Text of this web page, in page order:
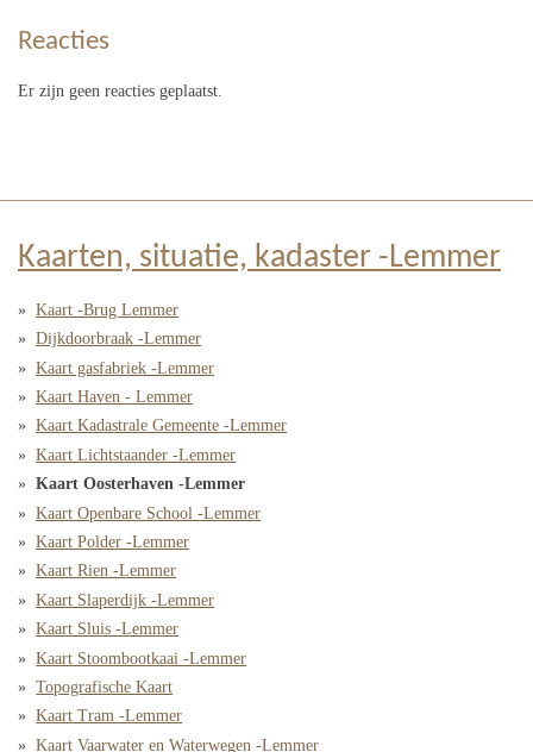
Reacties
Er zijn geen reacties geplaatst.
Kaarten, situatie, kadaster -Lemmer
Kaart -Brug Lemmer
Dijkdoorbraak -Lemmer
Kaart gasfabriek -Lemmer
Kaart Haven - Lemmer
Kaart Kadastrale Gemeente -Lemmer
Kaart Lichtstaander -Lemmer
Kaart Oosterhaven -Lemmer
Kaart Openbare School -Lemmer
Kaart Polder -Lemmer
Kaart Rien -Lemmer
Kaart Slaperdijk -Lemmer
Kaart Sluis -Lemmer
Kaart Stoombootkaai -Lemmer
Topografische Kaart
Kaart Tram -Lemmer
Kaart Vaarwater en Waterwegen -Lemmer